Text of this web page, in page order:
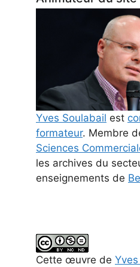
Yves Soulabail est
formateur. Membre
Sciences
les archives du
enseignements de
Cette œuvre de